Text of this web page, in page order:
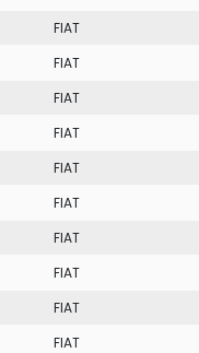
FIAT
FIAT
FIAT
FIAT
FIAT
FIAT
FIAT
FIAT
FIAT
FIAT